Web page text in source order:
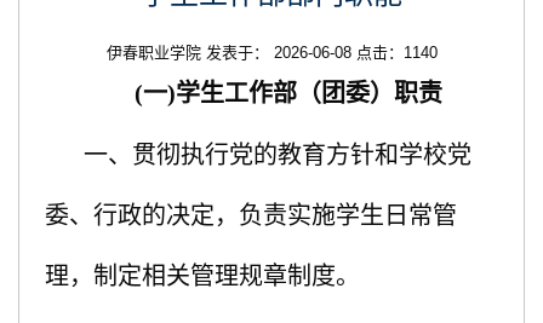
伊春职业学院 发表于： 2026-06-08 点击： 1140
(一)学生工作部（团委）职责
一、贯彻执行党的教育方针和学校党
委、行政的决定，负责实施学生日常管
理，制定相关管理规章制度。